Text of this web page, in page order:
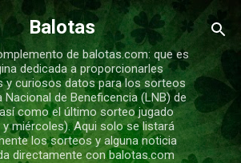
Ir al contenido principal
Balotas
de balotas.com: que es
dedicada a proporcionarles
y curiosos datos para los sorteos
Nacional de Beneficencia (LNB) de
como el último sorteo jugado
miércoles). Aqui solo se listará
los sorteos y alguna noticia
directamente con balotas.com